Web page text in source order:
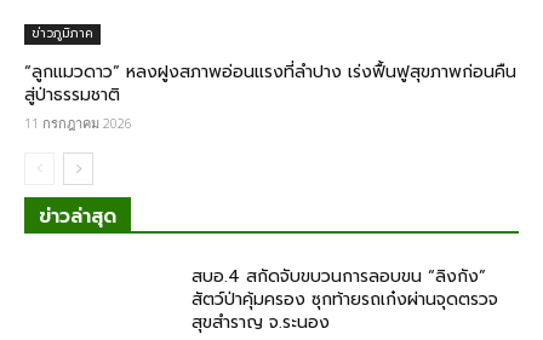
ข่าวภูมิภาค
“ลูกแมวดาว” หลงฝูงสภาพอ่อนแรงที่ลำปาง เร่งฟื้นฟูสุขภาพก่อนคืน
สู่ป่าธรรมชาติ
11 กรกฎาคม 2026
ข่าวล่าสุด
สบอ.4 สกัดจับขบวนการลอบขน “ลิงกัง”
สัตว์ป่าคุ้มครอง ซุกท้ายรถเก๋งผ่านจุดตรวจ
สุขสำราญ จ.ระนอง